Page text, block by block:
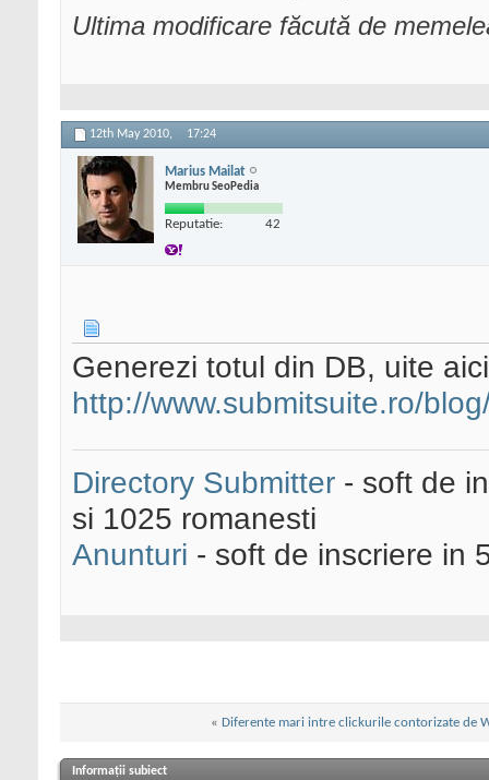
Ultima modificare făcută de
12th May 2010, 17:24
Marius Mailat
Membru SeoPedia
Reputatie: 42
Generezi totul din DB, uite
http://www.submitsuite.ro/
Directory Submitter - soft de
si 1025 romanesti
Anunturi - soft de inscriere in
« Diferente mari intre clickurile contorizate de
Informații subiect